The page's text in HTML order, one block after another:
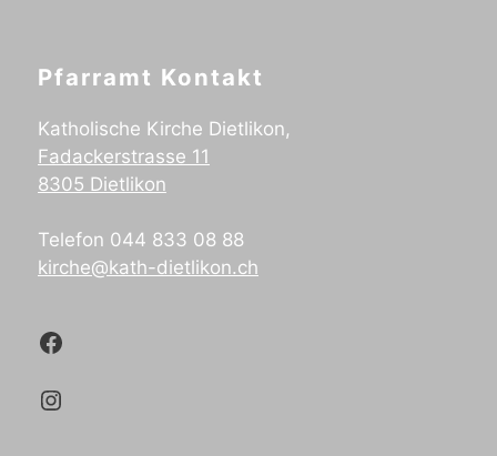
Pfarramt Kontakt
Katholische Kirche Dietlikon,
Fadackerstrasse 11
8305 Dietlikon
Telefon 044 833 08 88
kirche@kath-dietlikon.ch
Kath.Dietlikon Facebook
Kath.Dietlikon Instagram